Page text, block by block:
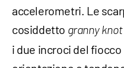
accelerometri. Le
cosiddetto granny knot
i due incroci del